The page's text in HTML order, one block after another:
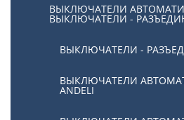
ВЫКЛЮЧАТЕЛИ
ВЫКЛЮЧАТЕЛИ -
ВЫКЛЮЧАТЕЛИ -
ВЫКЛЮЧАТЕЛИ
ANDELI